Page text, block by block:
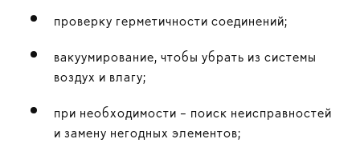
проверку герметичности соединений;
вакуумирование, чтобы убрать из системы
воздух и влагу;
при необходимости – поиск неисправностей
и замену негодных элементов;